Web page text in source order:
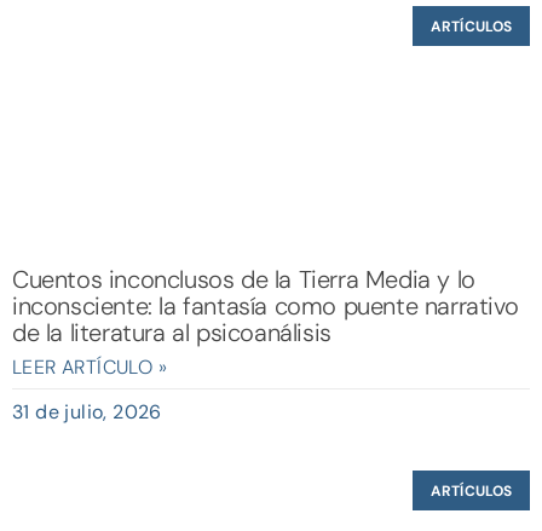
ARTÍCULOS
Cuentos inconclusos de la Tierra Media y lo
inconsciente: la fantasía como puente narrativo
de la literatura al psicoanálisis
LEER ARTÍCULO »
31 de julio, 2026
ARTÍCULOS